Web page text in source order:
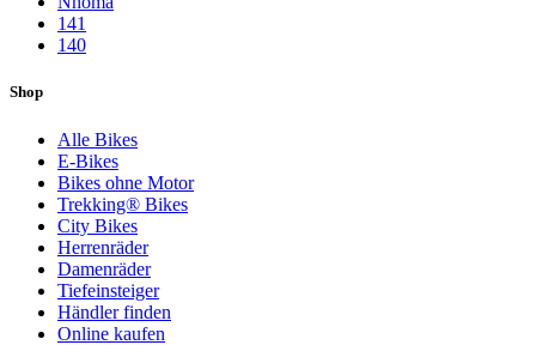
141
140
Shop
Alle Bikes
E-Bikes
Bikes ohne Motor
Trekking® Bikes
City Bikes
Herrenräder
Damenräder
Tiefeinsteiger
Händler finden
Online kaufen